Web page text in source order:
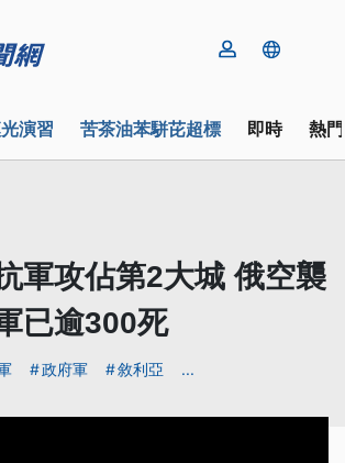
演習 苦茶油苯駢芘超標 即時 熱
軍攻佔第2大城 俄空襲
已逾300死
政府軍 敘利亞 ...